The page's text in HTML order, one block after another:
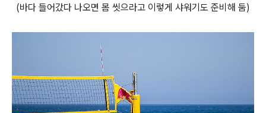
(바다 들어갔다 나오면 몸 씻으라고 이렇게 샤워기도 준비해 둠)